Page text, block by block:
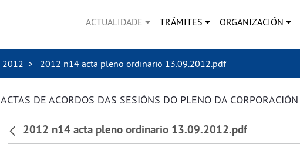
ACTUALIDADE TRÁMITES ORGANIZACIÓN
2012 2012 n14 acta pleno ordinario 13.09.2012.pdf
ACTAS DE ACORDOS DAS SESIÓNS DO PLENO DA CORPORACIÓN
2012 n14 acta pleno ordinario 13.09.2012.pdf